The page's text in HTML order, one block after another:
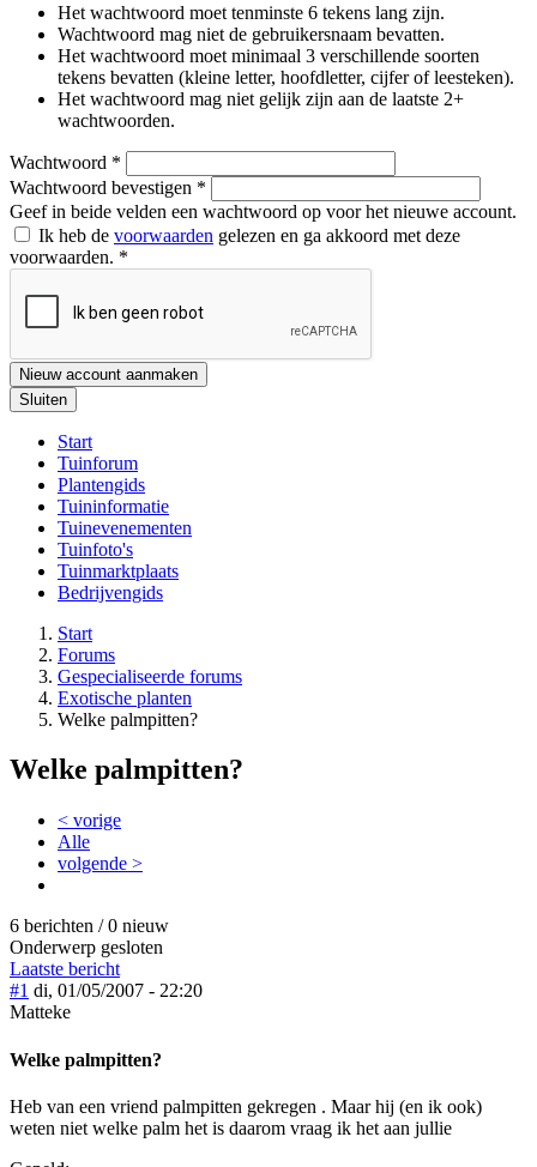
Het wachtwoord moet tenminste 6 tekens lang zijn.
Wachtwoord mag niet de gebruikersnaam bevatten.
Het wachtwoord moet minimaal 3 verschillende soorten
tekens bevatten (kleine letter, hoofdletter, cijfer of leesteken).
Het wachtwoord mag niet gelijk zijn aan de laatste 2+
wachtwoorden.
Wachtwoord *
Wachtwoord bevestigen *
Geef in beide velden een wachtwoord op voor het nieuwe account.
Ik heb de voorwaarden gelezen en ga akkoord met deze
voorwaarden. *
Nieuw account aanmaken
Sluiten
Start
Tuinforum
Plantengids
Tuininformatie
Tuinevenementen
Tuinfoto's
Tuinmarktplaats
Bedrijvengids
Start
Forums
Gespecialiseerde forums
Exotische planten
Welke palmpitten?
Welke palmpitten?
< vorige
Alle
volgende >
6 berichten / 0 nieuw
Onderwerp gesloten
Laatste bericht
#1 di, 01/05/2007 - 22:20
Matteke
Welke palmpitten?
Heb van een vriend palmpitten gekregen . Maar hij (en ik ook)
weten niet welke palm het is daarom vraag ik het aan jullie